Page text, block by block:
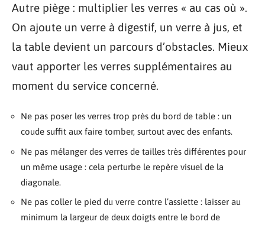
Autre piège : multiplier les verres « au cas où ».
On ajoute un verre à digestif, un verre à jus, et
la table devient un parcours d’obstacles. Mieux
vaut apporter les verres supplémentaires au
moment du service concerné.
Ne pas poser les verres trop près du bord de table : un
coude suffit aux faire tomber, surtout avec des enfants.
Ne pas mélanger des verres de tailles très différentes pour
un même usage : cela perturbe le repère visuel de la
diagonale.
Ne pas coller le pied du verre contre l’assiette : laisser au
minimum la largeur de deux doigts entre le bord de